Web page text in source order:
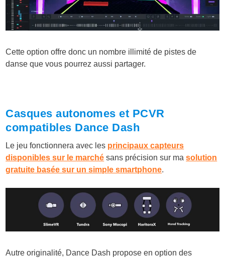
Cette option offre donc un nombre illimité de pistes de
danse que vous pourrez aussi partager.
Casques autonomes et PCVR
compatibles Dance Dash
Le jeu fonctionnera avec les principaux capteurs
disponibles sur le marché sans précision sur masolution
gratuite basée sur un simple smartphone.
Autre originalité, Dance Dash propose en option des